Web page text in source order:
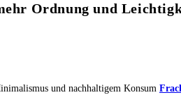
Ordnung und
und nachhaltigem Konsum